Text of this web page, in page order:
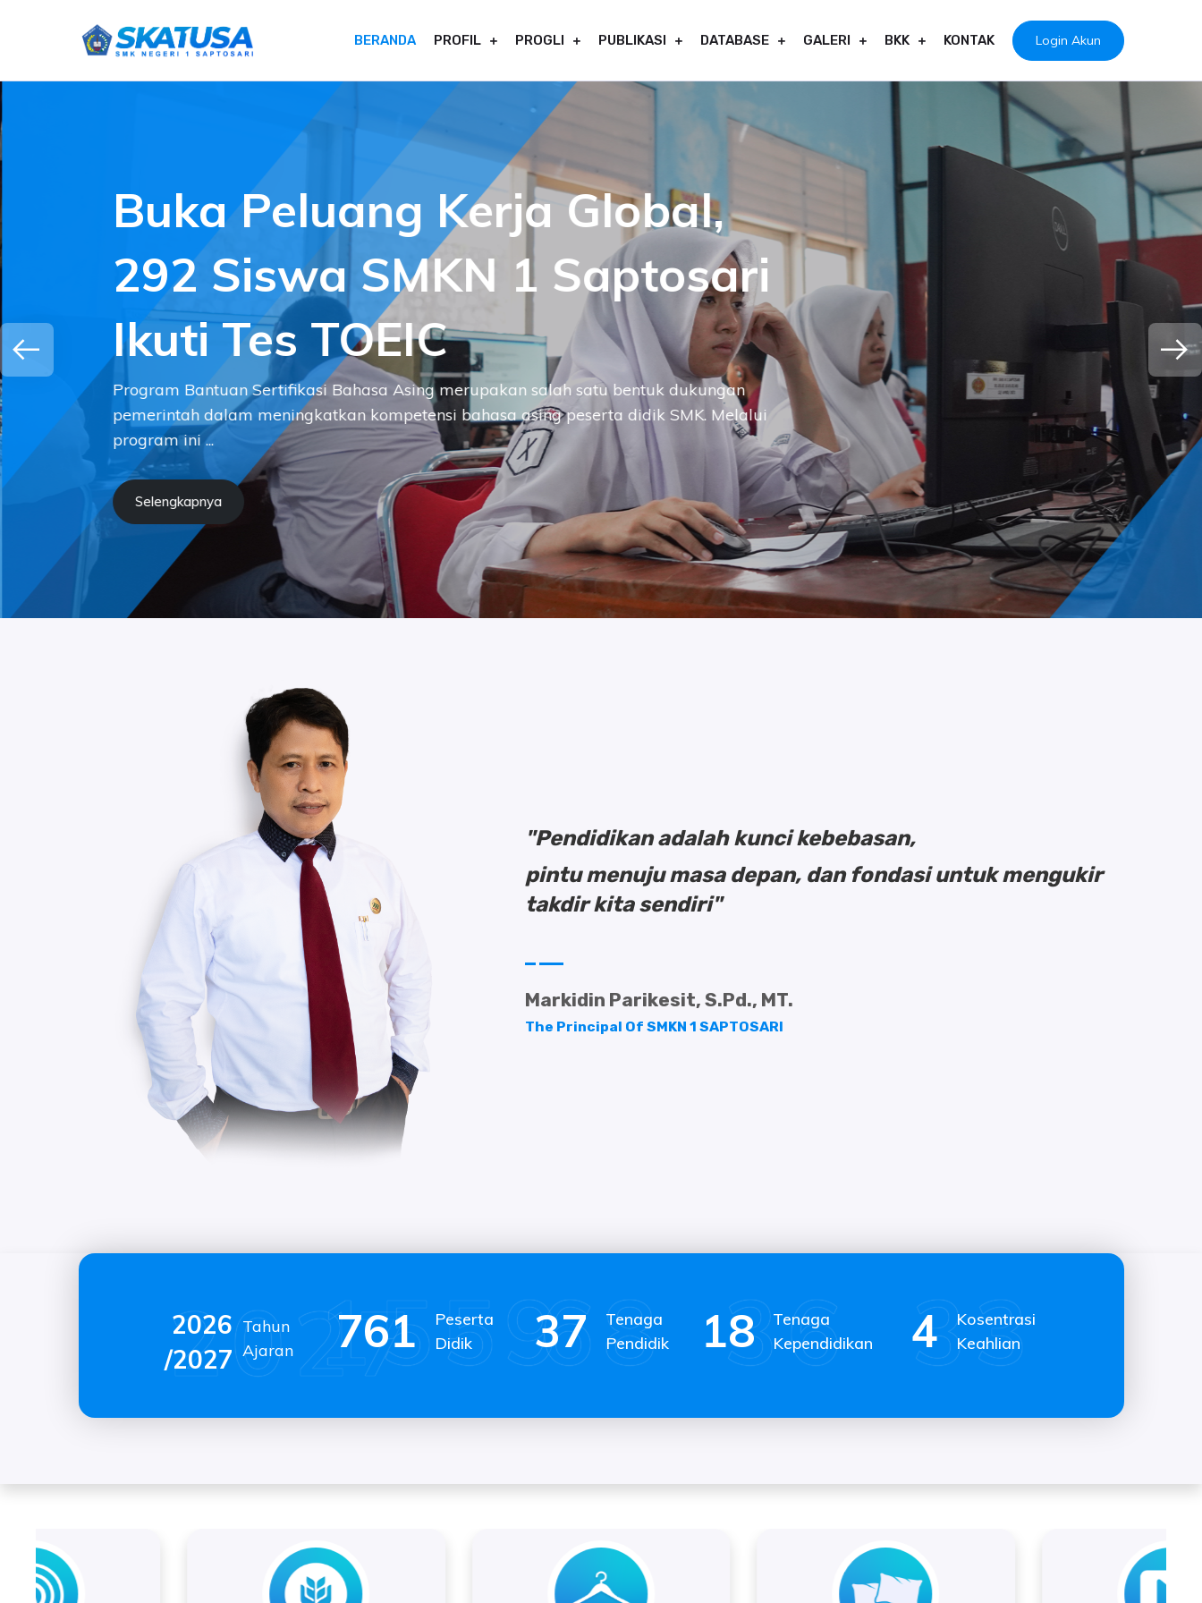
Login Akun
BERANDA PROFIL PROGLI PUBLIKASI DATABASE GALERI BKK KONTAK
Buka Peluang Kerja Global,
292 Siswa SMKN 1 Saptosari
Ikuti Tes TOEIC
Program Bantuan Sertifikasi Bahasa Asing merupakan salah satu bentuk dukungan
pemerintah dalam meningkatkan kompetensi bahasa asing peserta didik SMK. Melalui
program ini ...
Selengkapnya
"Pendidikan adalah kunci kebebasan,
pintu menuju masa depan, dan fondasi untuk mengukir
takdir kita sendiri"
Markidin Parikesit, S.Pd., MT.
The Principal Of SMKN 1 SAPTOSARI
2026
/2027
Tahun
Ajaran
1165
Peserta
Didik
57
Tenaga
Pendidik
27
Tenaga
Kependidikan
6
Kosentrasi
Keahlian